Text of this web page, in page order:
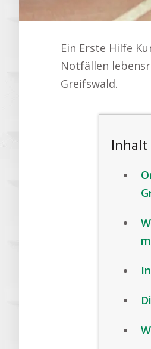
Ein Erste Hilfe
Notfällen
Greifswald.